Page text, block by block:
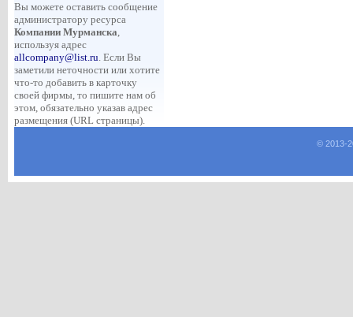
Вы можете оставить сообщение
администратору ресурса
Компании Мурманска,
используя адрес
allcompany@list.ru. Если Вы
заметили неточности или хотите
что-то добавить в карточку
своей фирмы, то пишите нам об
этом, обязательно указав адрес
размещения (URL страницы).
© 2013-